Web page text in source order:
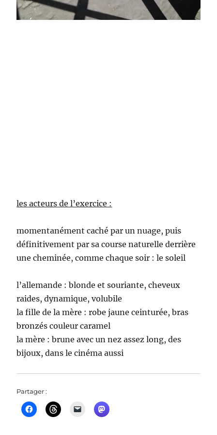
les acteurs de l’exercice :
momentanément caché par un nuage, puis
définitivement par sa course naturelle derrière
une cheminée, comme chaque soir : le soleil
l’allemande : blonde et souriante, cheveux
raides, dynamique, volubile
la fille de la mère : robe jaune ceinturée, bras
bronzés couleur caramel
la mère : brune avec un nez assez long, des
bijoux, dans le cinéma aussi
Partager :